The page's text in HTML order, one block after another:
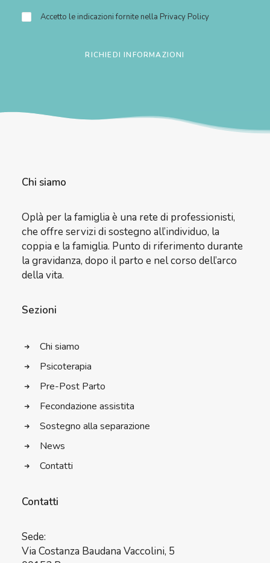
Accetto le indicazioni fornite nella Privacy Policy
Chi siamo
Oplà per la famiglia è una rete di professionisti,
che offre servizi di sostegno all’individuo, la
coppia e la famiglia. Punto di riferimento durante
la gravidanza, dopo il parto e nel corso dell’arco
della vita.
Sezioni
Chi siamo
Psicoterapia
Pre-Post Parto
Fecondazione assistita
Sostegno alla separazione
News
Contatti
Contatti
Sede:
Via Costanza Baudana Vaccolini, 5